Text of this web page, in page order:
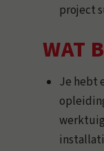
project
WAT
Je hebt